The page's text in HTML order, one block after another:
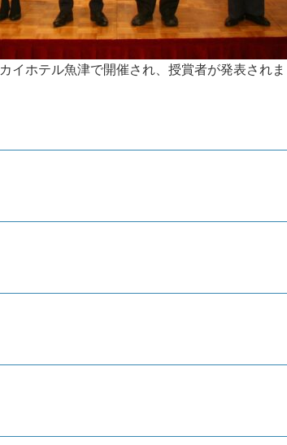
イホテル魚津で開催され、授賞者が発表され